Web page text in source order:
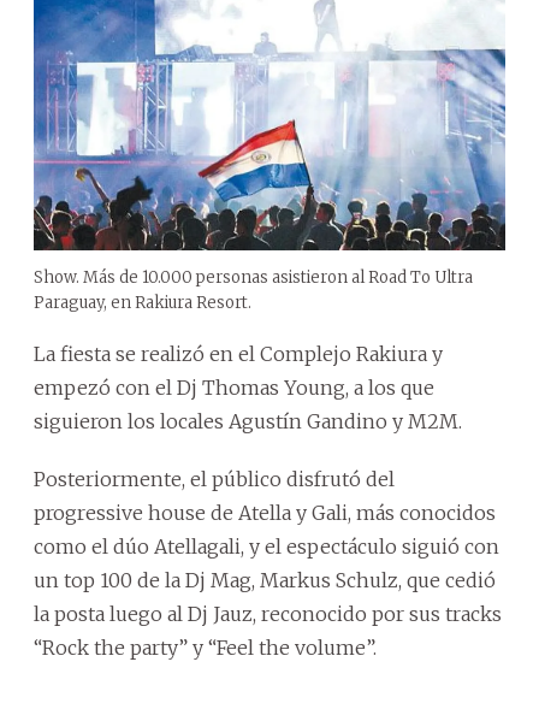
Show. Más de 10.000 personas asistieron al Road To Ultra
Paraguay, en Rakiura Resort.
La fiesta se realizó en el Complejo Rakiura y
empezó con el Dj Thomas Young, a los que
siguieron los locales Agustín Gandino y M2M.
Posteriormente, el público disfrutó del
progressive house de Atella y Gali, más conocidos
como el dúo Atellagali, y el espectáculo siguió con
un top 100 de la Dj Mag, Markus Schulz, que cedió
la posta luego al Dj Jauz, reconocido por sus tracks
“Rock the party” y “Feel the volume”.